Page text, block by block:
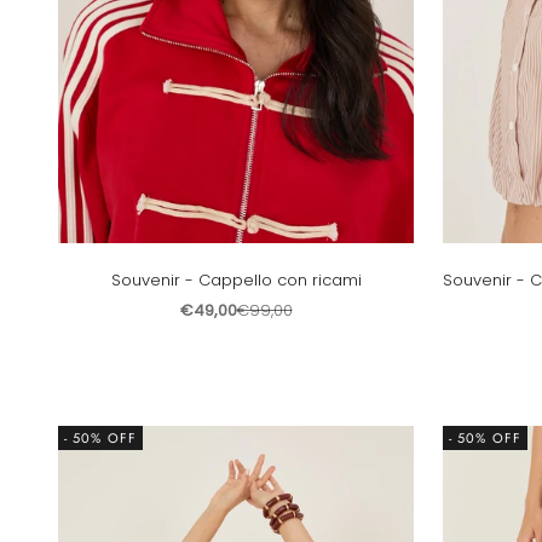
Souvenir - Cappello con ricami
Prezzo scontato
€49,00Prezzo
€99,00
Souvenir -
- 50% OFF - 50% OFF